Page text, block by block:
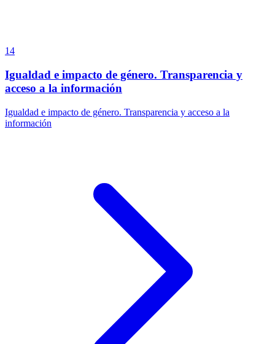
14
Igualdad e impacto de género. Transparencia y
acceso a la información
Igualdad e impacto de género. Transparencia y acceso a la
información